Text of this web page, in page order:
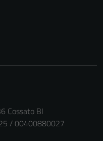
Cossato BI
/ 00400880027
essere
informazioni
personali.